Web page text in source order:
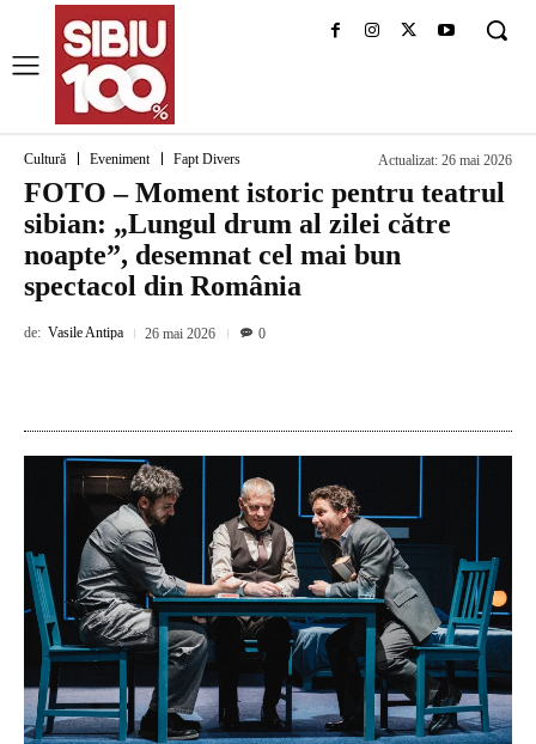
Cultură Eveniment Fapt Divers Actualizat: 26 mai 2026
FOTO – Moment istoric pentru teatrul
sibian: „Lungul drum al zilei către
noapte”, desemnat cel mai bun
spectacol din România
de: Vasile Antipa 26 mai 2026 0